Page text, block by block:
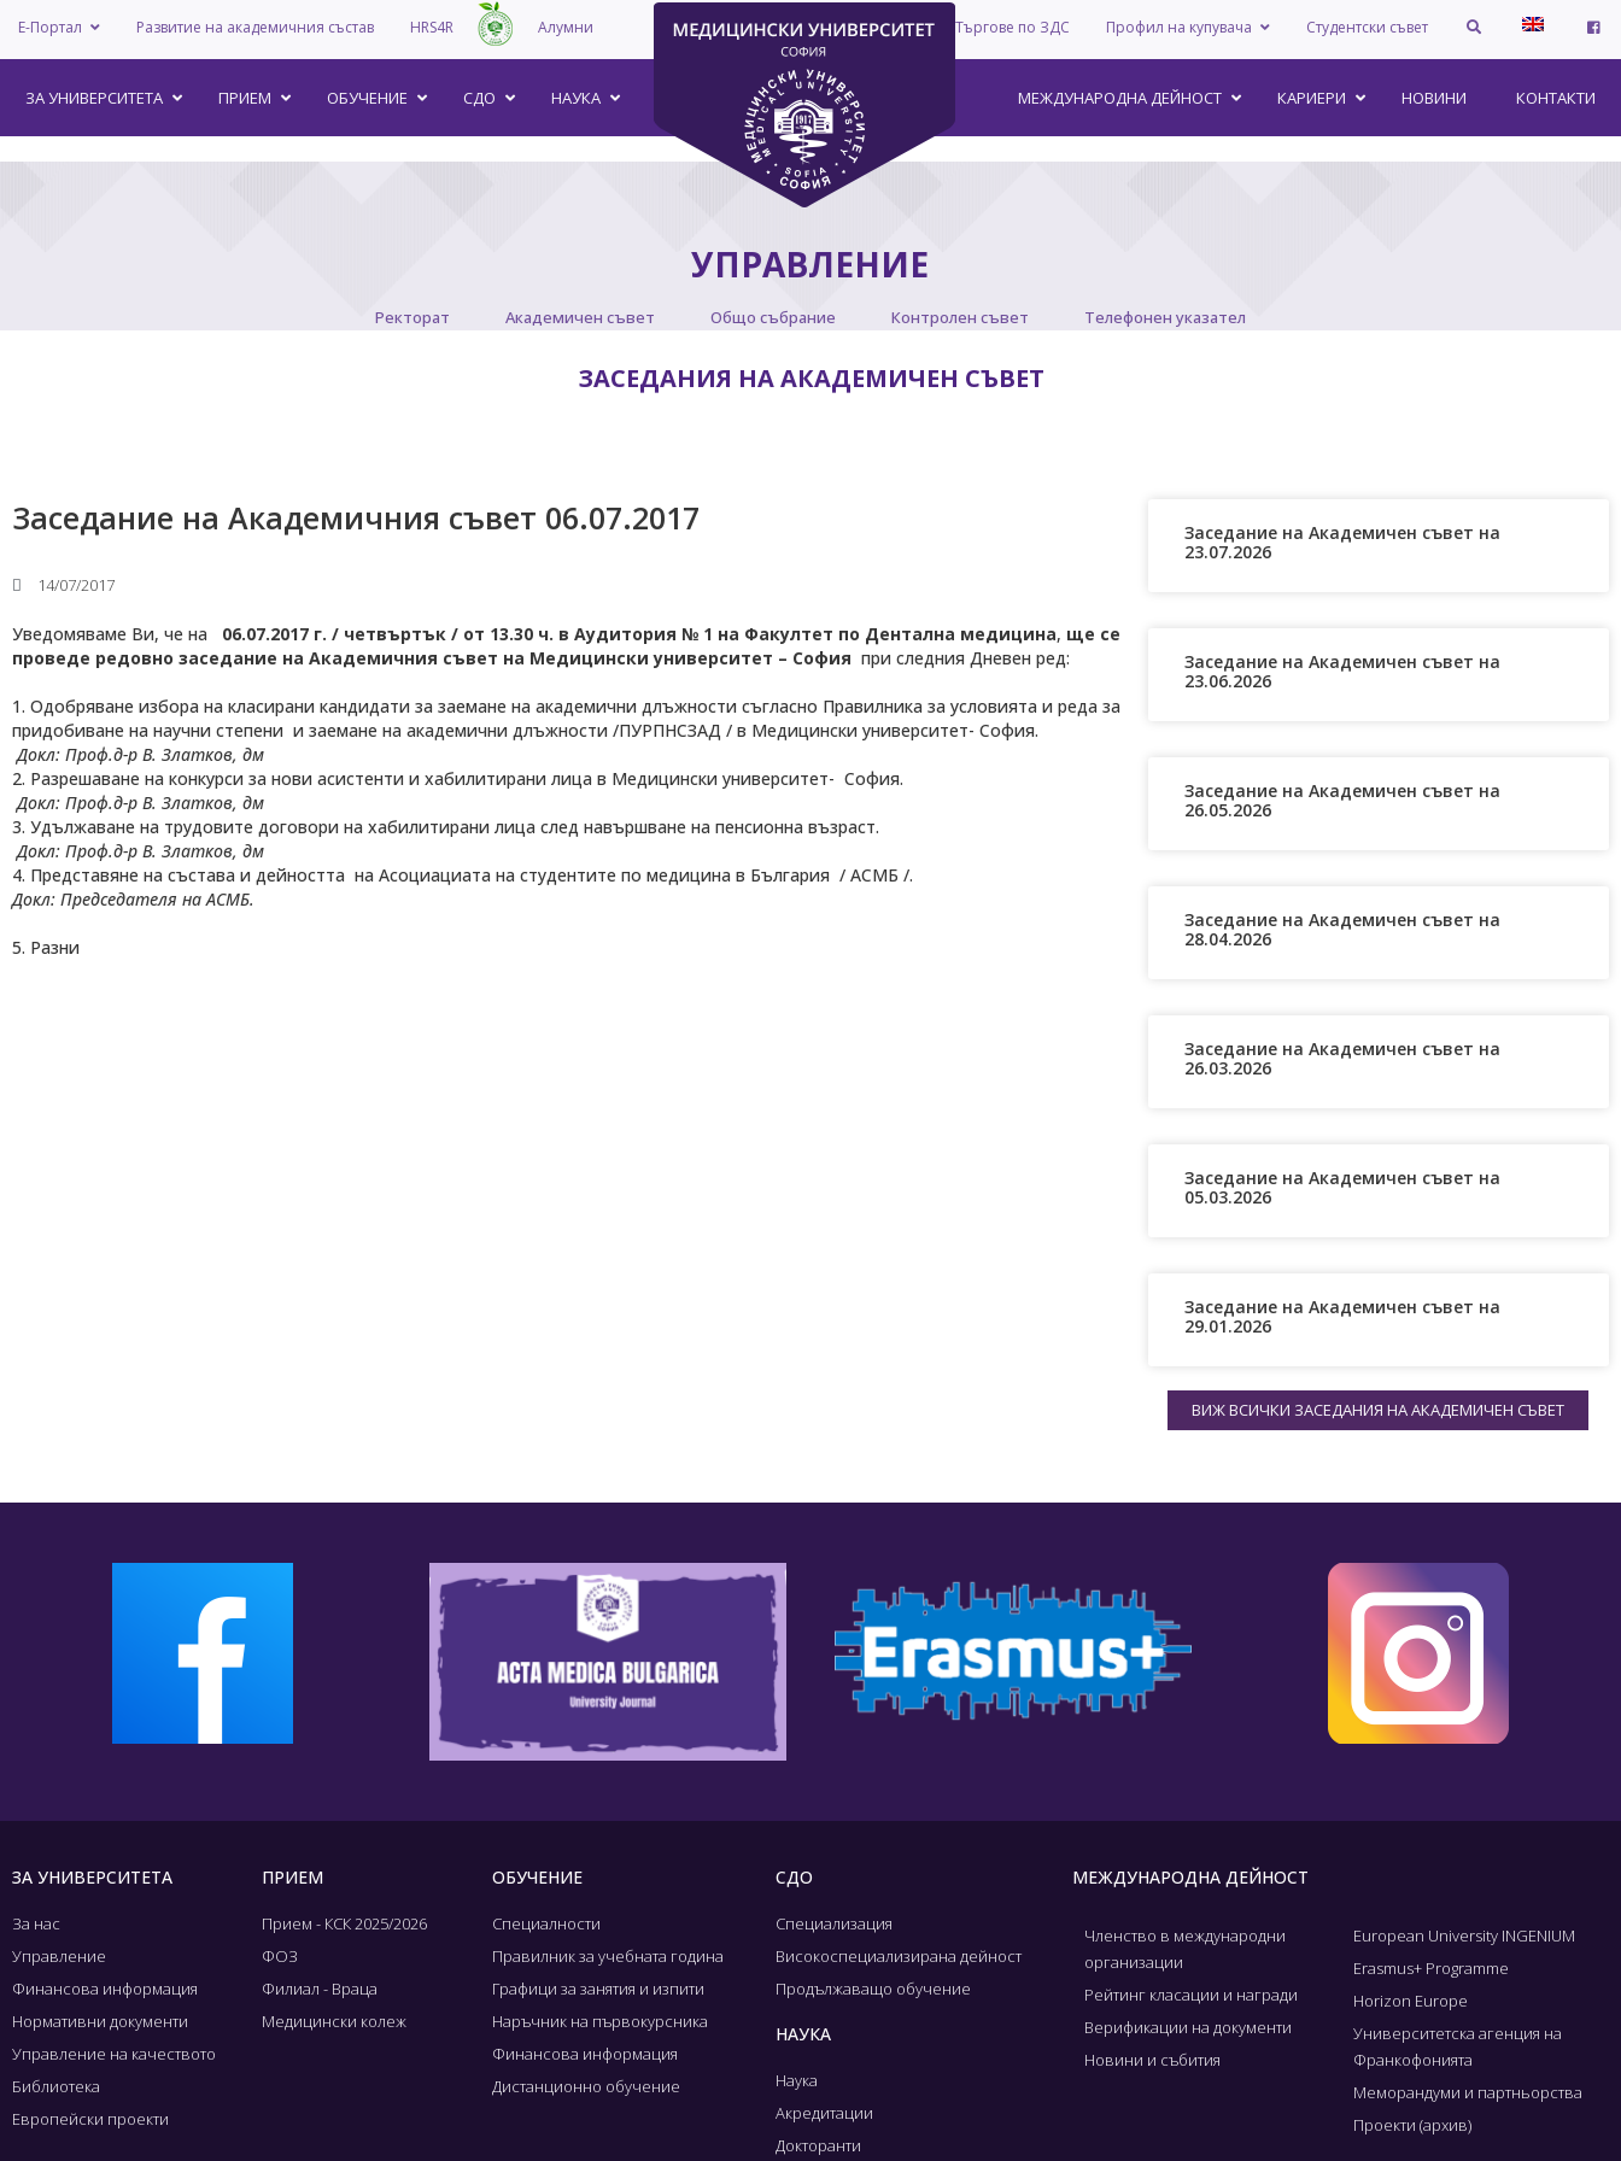
Е-Портал Развитие на академичния състав HRS4R Алумни Студентски съвет
Профил на купувача
Търгове по ЗДС
ЗА УНИВEРСИТЕТА
Медицински факултет
Факултет по дентална медицина
Фармацевтичен факултет
Факултет по обществено здраве
Филиал „Проф. д-р Ив. Митев” –
Враца
ДЕОС
Развойно-
база
ПРИЕМ ОБУЧЕНИЕ СДО НАУКА КОНТАКТИ
НОВИНИ
КАРИЕРИ
МЕЖДУНАРОДНА ДЕЙНОСТ
УПРАВЛЕНИЕ
Ректорат Академичен съвет Общо събрание Контролен съвет Телефонен указател
ЗАСЕДАНИЯ НА АКАДЕМИЧЕН СЪВЕТ
Заседание на Академичния съвет 06.07.2017
14/07/2017
Уведомяваме Ви, че на 06.07.2017 г. / четвъртък / от 13.30 ч. в Аудитория № 1 на Факултет по Дентална медицина, ще се
проведе редовно заседание на Академичния съвет на Медицински университет – София при следния Дневен ред:
1. Одобряване избора на класирани кандидати за заемане на академични длъжности съгласно Правилника за условията и реда за
придобиване на научни степени и заемане на академични длъжности /ПУРПНСЗАД / в Медицински университет- София.
Докл: Проф.д-р В. Златков, дм
2. Разрешаване на конкурси за нови асистенти и хабилитирани лица в Медицински университет- София.
Докл: Проф.д-р В. Златков, дм
3. Удължаване на трудовите договори на хабилитирани лица след навършване на пенсионна възраст.
Докл: Проф.д-р В. Златков, дм
4. Представяне на състава и дейността на Асоциациата на студентите по медицина в България / АСМБ /.
Докл: Председателя на АСМБ.
5. Разни
Заседание на Академичен съвет на
23.07.2026
Заседание на Академичен съвет на
23.06.2026
Заседание на Академичен съвет на
26.05.2026
Заседание на Академичен съвет на
28.04.2026
Заседание на Академичен съвет на
26.03.2026
Заседание на Академичен съвет на
05.03.2026
Заседание на Академичен съвет на
29.01.2026
ВИЖ ВСИЧКИ ЗАСЕДАНИЯ НА АКАДЕМИЧЕН СЪВЕТ
ЗА УНИВЕРСИТЕТА
За нас
Управление
Финансова информация
Нормативни документи
Управление на качеството
Библиотека
Европейски проекти
ПРИЕМ
Прием - КСК 2025/2026
ФОЗ
Филиал - Враца
Медицински колеж
ОБУЧЕНИЕ
Специалности
Правилник за учебната година
Графици за занятия и изпити
Наръчник на първокурсника
Финансова информация
Дистанционно обучение
СДО
Специализация
Високоспециализирана дейност
Продължаващо обучение
НАУКА
Наука
Акредитации
Докторанти
МЕЖДУНАРОДНА ДЕЙНОСТ
Членство в международни
организации
Рейтинг класации и награди
Верификации на документи
Новини и събития
European University INGENIUM
Erasmus+ Programme
Horizon Europe
Университетска агенция на
Франкофонията
Меморандуми и партньорства
Проекти (архив)